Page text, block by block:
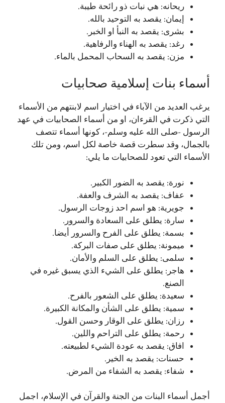
ريحانه: هي نبات ذو رائحة طيبة.
إيمان: يقصد به التوحيد بالله.
بشرى: يقصد به النبأ او الخبر.
رغد: يقصد به الهناء والرفاهية.
مزن: يقصد به السحاب المحمل بالماء.
أسماء بنات إسلامية صحابيات
يرغب العديد من الآباء في اختيار اسم لابنتهم من الأسماء
التي ذكرت في القرءان، او من أسماء الصحابيات في عهد
الرسول -صلى الله عليه وسلم-، كونها أسماء تتصف
بالجمال، وقد سطرت قصة خاصة لكل اسم، ومن تلك
الأسماء التي تعود للصحابيات ما يلي:
نورة: يقصد به الضور الكبير.
عفاف: يقصد به الشرف والعفة.
جويرية: هو اسم احد زوجات الرسول.
سارة: يطلق على السعادة والسرور.
بسمة: يطلق على الفرح والسرور أيضا.
ميمونة: يطلق على صفات البركة.
سلمى: يطلق على السلم والأمان.
هاجر: يطلق على الشيء الذي يسبق غيره في
الصنع.
سعيدة: يطلق على الشعور بالفرح.
سمية: يطلق على الشأن والمكانة الكبيرة.
رزان: يطلق على الوقار وحسن القول.
رحمة: يطلق على التراحم واللين.
افاق: يقصد به عودة الشيء لطبيعته.
حسنات: يقصد به الخير.
شفاء: يقصد به الشفاء من المرض.
أجمل أسماء البنات من الجنة والقرآن في الإسلام، اجمل